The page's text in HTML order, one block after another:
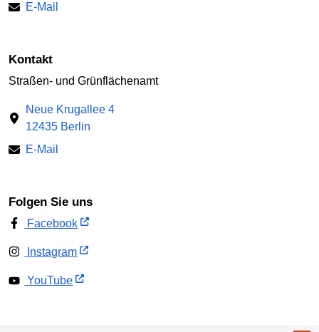
E-Mail
Kontakt
Straßen- und Grünflächenamt
Neue Krugallee 4
12435 Berlin
E-Mail
Folgen Sie uns
Facebook
Instagram
YouTube